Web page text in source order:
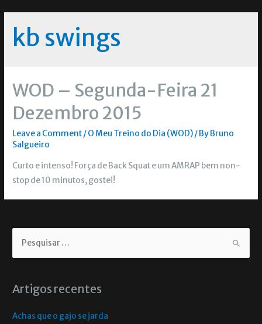
kb swings
WOD – Segunda-Feira 21
Dezembro 2015
Leave a Comment/O Meu Treino do Dia (WOD)/ By Bruno
Salgueiro
Curto e intenso! Força de Back Squat e um AMRAP bem non-
stop de 10 minutos, gostei!
Artigos recentes
Achas que o gajo se jarda